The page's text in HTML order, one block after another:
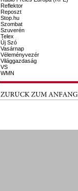
Reflektor
Reposzt
Stop.hu
Szombat
Szuverén
Telex
Új Szó
Vasárnap
Véleményvezér
Világgazdaság
VS
WMN
ZURÜCK ZUM ANFANG